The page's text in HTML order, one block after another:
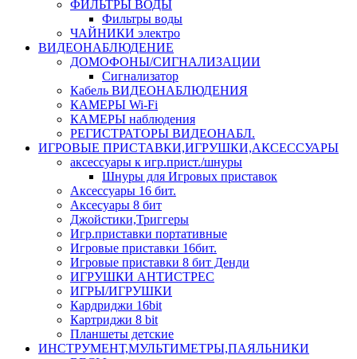
ФИЛЬТРЫ ВОДЫ
Фильтры воды
ЧАЙНИКИ электро
ВИДЕОНАБЛЮДЕНИЕ
ДОМОФОНЫ/СИГНАЛИЗАЦИИ
Сигнализатор
Кабель ВИДЕОНАБЛЮДЕНИЯ
КАМЕРЫ Wi-Fi
КАМЕРЫ наблюдения
РЕГИСТРАТОРЫ ВИДЕОНАБЛ.
ИГРОВЫЕ ПРИСТАВКИ,ИГРУШКИ,АКСЕССУАРЫ
аксесcуары к игр.прист./шнуры
Шнуры для Игровых приставок
Аксессуары 16 бит.
Аксесуары 8 бит
Джойстики,Триггеры
Игр.приставки портативные
Игровые приставки 16бит.
Игровые приставки 8 бит Денди
ИГРУШКИ АНТИСТРЕС
ИГРЫ/ИГРУШКИ
Кардриджи 16bit
Картриджи 8 bit
Планшеты детские
ИНСТРУМЕНТ,МУЛЬТИМЕТРЫ,ПАЯЛЬНИКИ